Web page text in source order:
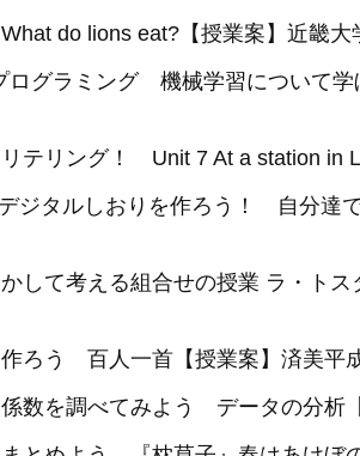
do lions eat?【授業案】近畿大
グラミング 機械学習について
リング！ Unit 7 At a station in
タルしおりを作ろう！ 自分達で
て考える組合せの授業 ラ・ト
ろう 百人一首【授業案】済美平
を調べてみよう データの分析